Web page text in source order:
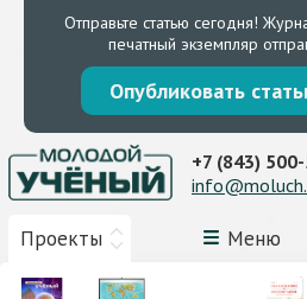
Отправьте статью сегодня!
печатный экземпляр
Опубликовать
Проекты Меню
+7 (843)